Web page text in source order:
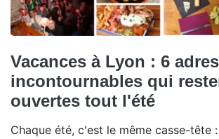
Vacances à Lyon : 6
incontournables qui
ouvertes tout l'été
Chaque été, c'est le même casse-tête